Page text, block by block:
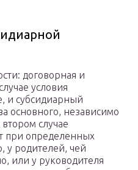
договорная и
условия
и субсидиарный
основного, независимо
случае
при определенных
у родителей, чей
или у руководителя